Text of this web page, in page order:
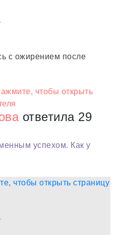
с ожирением после
ответила 29
успехом. Как у